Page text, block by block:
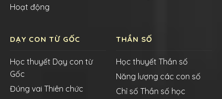
Hoạt động
DẠY CON TỪ GỐC
Học thuyết Dạy con từ
Gốc
Đúng vai Thiên chức
THẦN SỐ
Học thuyết Thần số
Năng lượng các con số
Chỉ số Thần số học